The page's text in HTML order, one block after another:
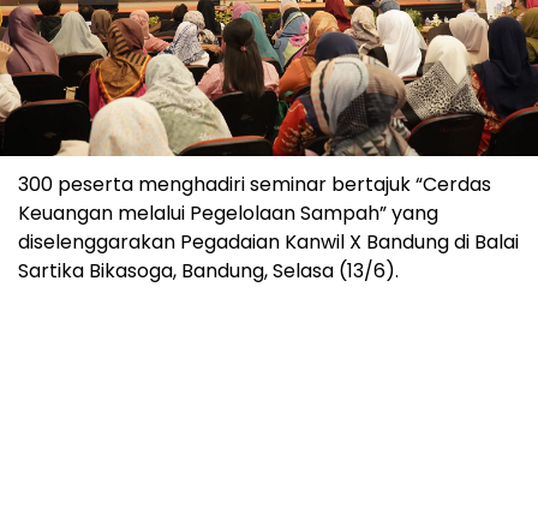
300 peserta menghadiri seminar bertajuk “Cerdas
Keuangan melalui Pegelolaan Sampah” yang
diselenggarakan Pegadaian Kanwil X Bandung di Balai
Sartika Bikasoga, Bandung, Selasa (13/6).